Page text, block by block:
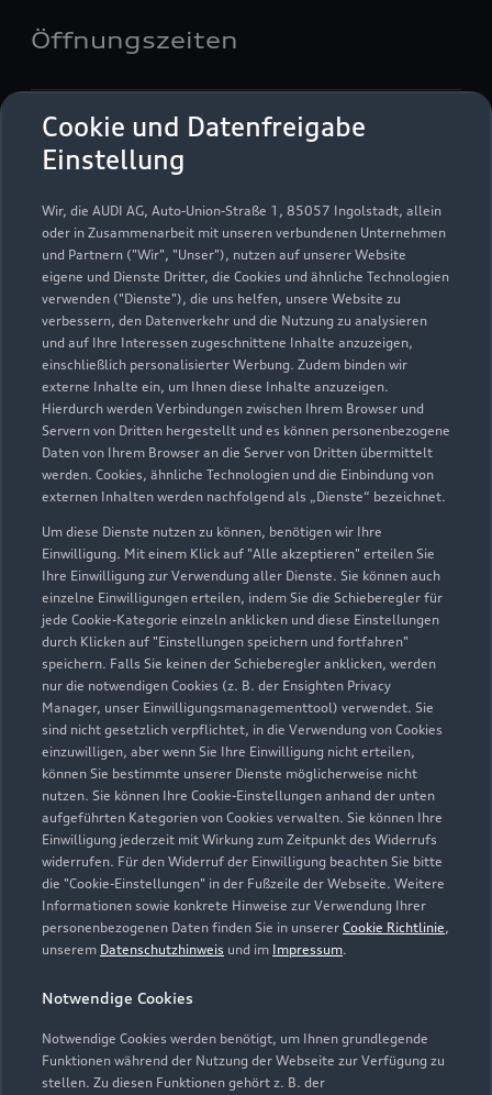
Cookie und Datenfreigabe
Einstellung
Wir, die AUDI AG, Auto-Union-Straße 1, 85057 Ingolstadt, allein
oder in Zusammenarbeit mit unseren verbundenen Unternehmen
und Partnern ("Wir", "Unser"), nutzen auf unserer Website
eigene und Dienste Dritter, die Cookies und ähnliche Technologien
verwenden ("Dienste"), die uns helfen, unsere Website zu
verbessern, den Datenverkehr und die Nutzung zu analysieren
und auf Ihre Interessen zugeschnittene Inhalte anzuzeigen,
einschließlich personalisierter Werbung. Zudem binden wir
externe Inhalte ein, um Ihnen diese Inhalte anzuzeigen.
Hierdurch werden Verbindungen zwischen Ihrem Browser und
Servern von Dritten hergestellt und es können personenbezogene
Daten von Ihrem Browser an die Server von Dritten übermittelt
werden. Cookies, ähnliche Technologien und die Einbindung von
externen Inhalten werden nachfolgend als „Dienste“ bezeichnet.
Um diese Dienste nutzen zu können, benötigen wir Ihre
Einwilligung. Mit einem Klick auf "Alle akzeptieren" erteilen Sie
Ihre Einwilligung zur Verwendung aller Dienste. Sie können auch
einzelne Einwilligungen erteilen, indem Sie die Schieberegler für
jede Cookie-Kategorie einzeln anklicken und diese Einstellungen
durch Klicken auf "Einstellungen speichern und fortfahren"
speichern. Falls Sie keinen der Schieberegler anklicken, werden
nur die notwendigen Cookies (z. B. der Ensighten Privacy
Manager, unser Einwilligungsmanagementtool) verwendet. Sie
sind nicht gesetzlich verpflichtet, in die Verwendung von Cookies
einzuwilligen, aber wenn Sie Ihre Einwilligung nicht erteilen,
können Sie bestimmte unserer Dienste möglicherweise nicht
nutzen. Sie können Ihre Cookie-Einstellungen anhand der unten
aufgeführten Kategorien von Cookies verwalten. Sie können Ihre
Einwilligung jederzeit mit Wirkung zum Zeitpunkt des Widerrufs
widerrufen. Für den Widerruf der Einwilligung beachten Sie bitte
die "Cookie-Einstellungen" in der Fußzeile der Webseite. Weitere
Informationen sowie konkrete Hinweise zur Verwendung Ihrer
personenbezogenen Daten finden Sie in unserer Cookie Richtlinie,
unserem Datenschutzhinweis und im Impressum.
Notwendige Cookies
Notwendige Cookies werden benötigt, um Ihnen grundlegende
Funktionen während der Nutzung der Webseite zur Verfügung zu
stellen. Zu diesen Funktionen gehört z. B. der
Öffnungszeiten
Service
Geschlossen
Montag 07:30
Montag - Freitag
07:30 - 17:30
Samstag
08:00 - 12:00
Sonntag
Geschlossen
Zur Reparatur
Zur Inspektion